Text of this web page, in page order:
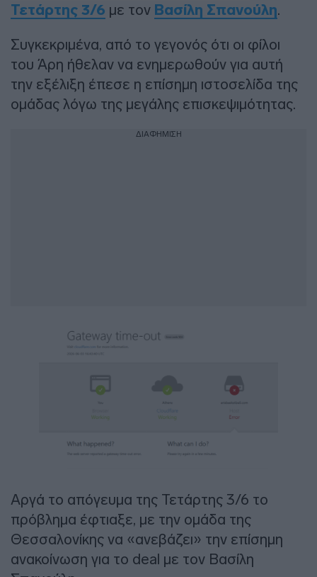
Τετάρτης 3/6 με τον Βασίλη Σπανούλη.
Συγκεκριμένα, από το γεγονός ότι οι φίλοι
του Άρη ήθελαν να ενημερωθούν για αυτή
την εξέλιξη έπεσε η επίσημη ιστοσελίδα της
ομάδας λόγω της μεγάλης επισκεψιμότητας.
ΔΙΑΦΗΜΙΣΗ
Αργά το απόγευμα της Τετάρτης 3/6 το
πρόβλημα έφτιαξε, με την ομάδα της
Θεσσαλονίκης να «ανεβάζει» την επίσημη
ανακοίνωση για το deal με τον Βασίλη